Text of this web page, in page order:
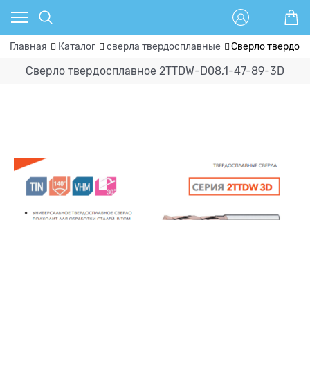
Главная Каталог сверла твердосплавные Сверло
Сверло твердосплавное 2TTDW-D08,1-47-89-3D